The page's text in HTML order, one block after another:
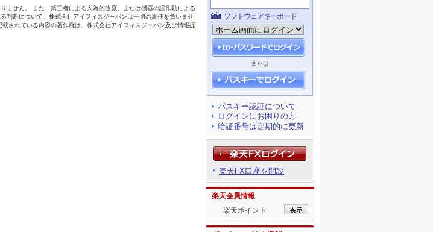
ソフトウェアキーボード
または
パスキー認証について
ログインにお困りの方
暗証番号は定期的に更新
楽天FX口座を開設
楽天会員情報
楽天ポイント